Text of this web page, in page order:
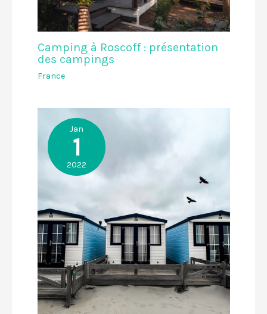
Camping à Roscoff : présentation
des campings
France
Jan
1
2022